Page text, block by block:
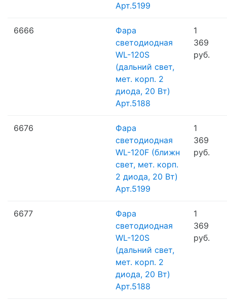
Арт.5199
6666
Фара
светодиодная
WL-120S
(дальний свет,
мет. корп. 2
диода, 20 Вт)
Арт.5188
1
369
руб.
6676
Фара
светодиодная
WL-120F (ближн
свет, мет. корп.
2 диода, 20 Вт)
Арт.5199
1
369
руб.
6677
Фара
светодиодная
WL-120S
(дальний свет,
мет. корп. 2
диода, 20 Вт)
Арт.5188
1
369
руб.